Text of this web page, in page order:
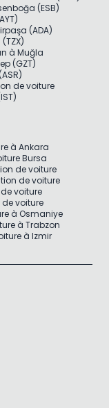
(ESB)
(ADA)
à Muğla
(GZT)
de voiture
à Ankara
Bursa
de voiture
de voiture
voiture
voiture
à Osmaniye
à Trabzon
à Izmir